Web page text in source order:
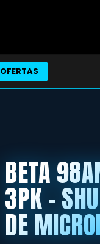
OFERTAS
BETA
3PK -
DE